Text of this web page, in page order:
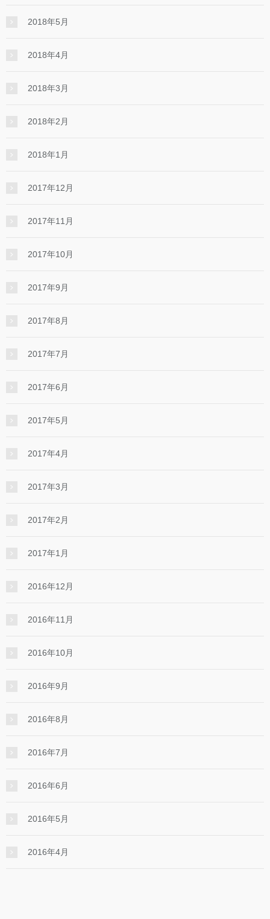
2018年5月
2018年4月
2018年3月
2018年2月
2018年1月
2017年12月
2017年11月
2017年10月
2017年9月
2017年8月
2017年7月
2017年6月
2017年5月
2017年4月
2017年3月
2017年2月
2017年1月
2016年12月
2016年11月
2016年10月
2016年9月
2016年8月
2016年7月
2016年6月
2016年5月
2016年4月